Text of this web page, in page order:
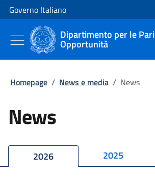
Vai al contenuto
Vai alla navigazione del sito
Governo Italiano
Dipartimento per le Pari
Opportunità
Homepage / News e media / News
News
2026 2025